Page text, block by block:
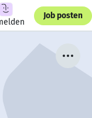
Job posten